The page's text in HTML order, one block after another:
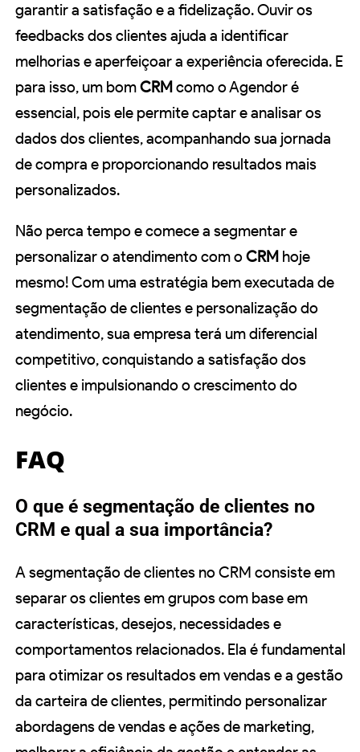
garantir a satisfação e a fidelização. Ouvir os
feedbacks dos clientes ajuda a identificar
melhorias e aperfeiçoar a experiência oferecida. E
para isso, um bomCRM como o Agendor é
essencial, pois ele permite captar e analisar os
dados dos clientes, acompanhando sua jornada
de compra e proporcionando resultados mais
personalizados.
Não perca tempo e comece a segmentar e
personalizar o atendimento com o CRM hoje
mesmo! Com uma estratégia bem executada de
segmentação de clientes e personalização do
atendimento, sua empresa terá um diferencial
competitivo, conquistando a satisfação dos
clientes e impulsionando o crescimento do
negócio.
FAQ
O que é segmentação de clientes no
CRM e qual a sua importância?
A segmentação de clientes no CRM consiste em
separar os clientes em grupos com base em
características, desejos, necessidades e
comportamentos relacionados. Ela é fundamental
para otimizar os resultados em vendas e a gestão
da carteira de clientes, permitindo personalizar
abordagens de vendas e ações de marketing,